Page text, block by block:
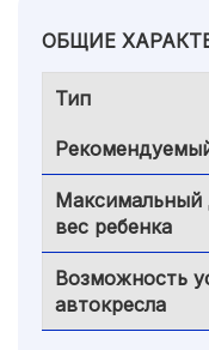
ОБЩИЕ
Тип
вес ребенка
Возможность
автокресла